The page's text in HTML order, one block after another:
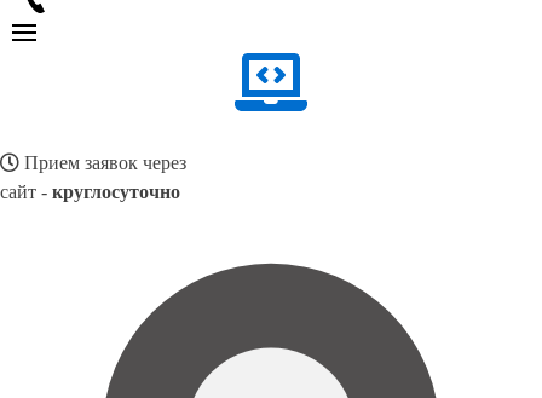
Прием заявок через
сайт - круглосуточно